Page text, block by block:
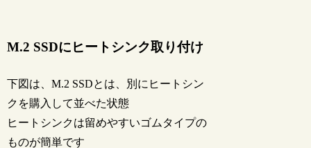
M.2 SSDにヒートシンク取り付け
下図は、M.2 SSDとは、別にヒートシン
クを購入して並べた状態
ヒートシンクは留めやすいゴムタイプの
ものが簡単です